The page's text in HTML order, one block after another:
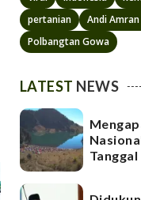
pertanian
Andi
Polbangtan Gowa
LATEST NEWS
Tanggal